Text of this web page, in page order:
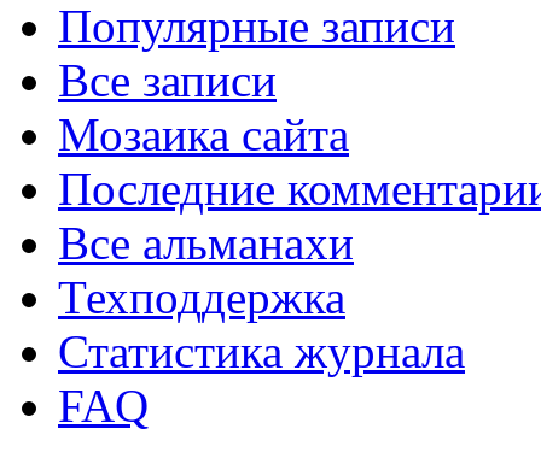
Популярные записи
Все записи
Мозаика сайта
Последние
Все альманахи
Техподдержка
Статистика журнала
FAQ